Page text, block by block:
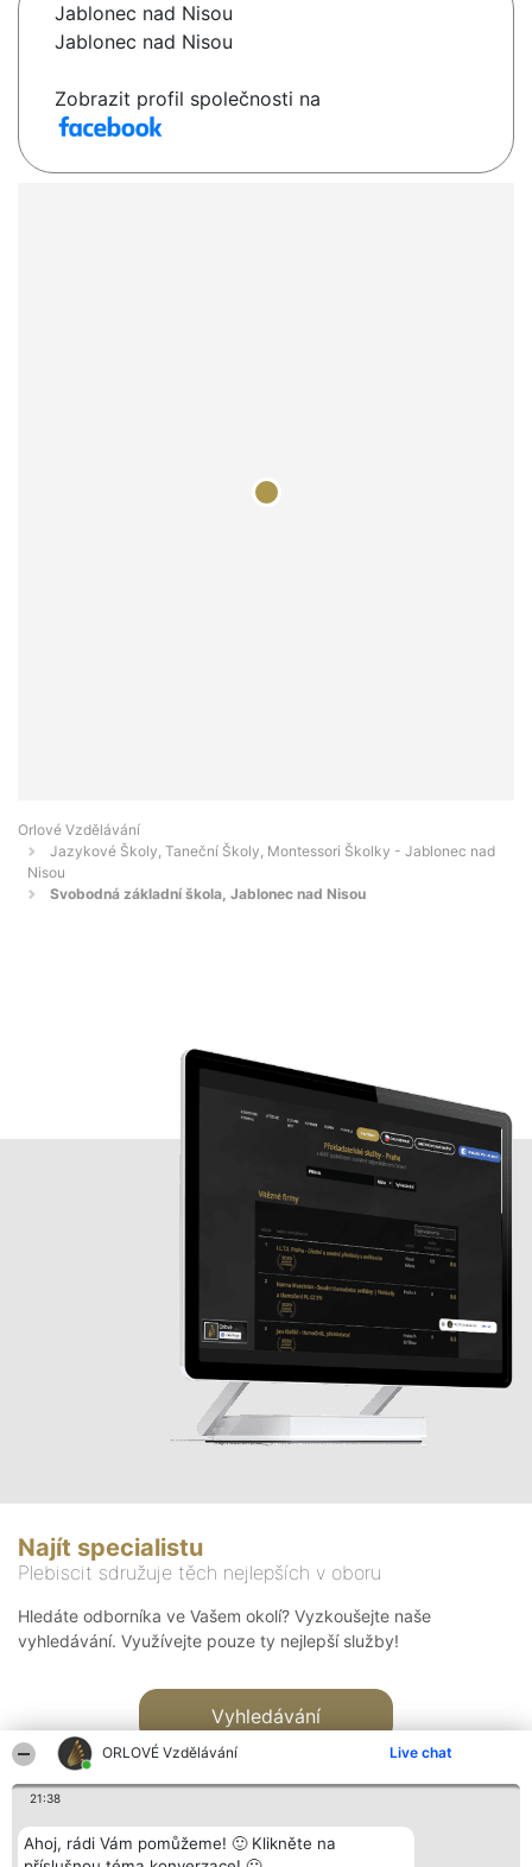
ORLOVÉ Vzdělávání Live chat
21:38
Ahoj, rádi Vám pomůžeme! 🙂 Klikněte na
Jablonec nad Nisou
Jablonec nad Nisou
Zobrazit profil společnosti na
Orlové Vzdělávání
Jazykové Školy, Taneční Školy, Montessori Školky - Jablonec nad
Nisou
Svobodná základní škola, Jablonec nad Nisou
Najít specialistu
Plebiscit sdružuje těch nejlepších v oboru
Hledáte odborníka ve Vašem okolí? Vyzkoušejte naše
vyhledávání. Využívejte pouze ty nejlepší služby!
Vyhledávání